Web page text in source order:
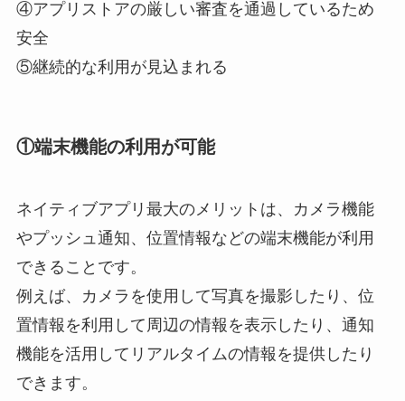
④アプリストアの厳しい審査を通過しているため
安全
⑤継続的な利用が見込まれる
①端末機能の利用が可能
ネイティブアプリ最大のメリットは、カメラ機能
やプッシュ通知、位置情報などの端末機能が利用
できることです。
例えば、カメラを使用して写真を撮影したり、位
置情報を利用して周辺の情報を表示したり、通知
機能を活用してリアルタイムの情報を提供したり
できます。